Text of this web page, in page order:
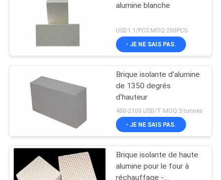
alumine blanche
USD1.1/PCS MOQ:200PCS
- JE NE SAIS PAS.
Brique isolante d'alumine
de 1350 degrés
d'hauteur
400-2100 USD/T MOQ:5 tonnes
- JE NE SAIS PAS.
Brique isolante de haute
alumine pour le four à
réchauffage -